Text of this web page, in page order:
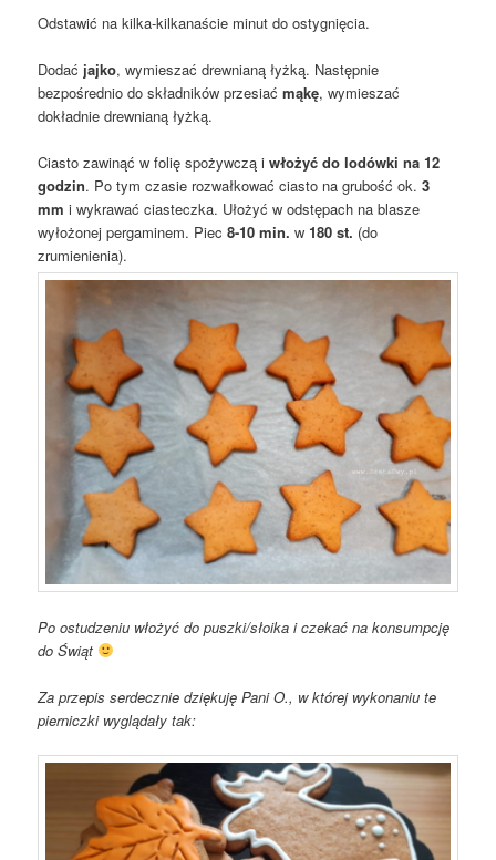
Odstawić na kilka-kilkanaście minut do ostygnięcia.
Dodać jajko, wymieszać drewnianą łyżką. Następnie
bezpośrednio do składników przesiaćmąkę, wymieszać
dokładnie drewnianą łyżką.
Ciasto zawinąć w folię spożywczą iwłożyć do lodówki na 12
godzin. Po tym czasie rozwałkować ciasto na grubość ok. 3
mm i wykrawać ciasteczka. Ułożyć w odstępach na blasze
wyłożonej pergaminem. Piec8-10 min. w180 st. (do
zrumienienia).
Po ostudzeniu włożyć do puszki/słoika i czekać na konsumpcję
do Świąt
Za przepis serdecznie dziękuję Pani O., w której wykonaniu te
pierniczki wyglądały tak: